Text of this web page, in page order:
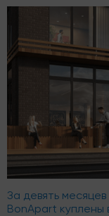
За девять
BonApart куплены